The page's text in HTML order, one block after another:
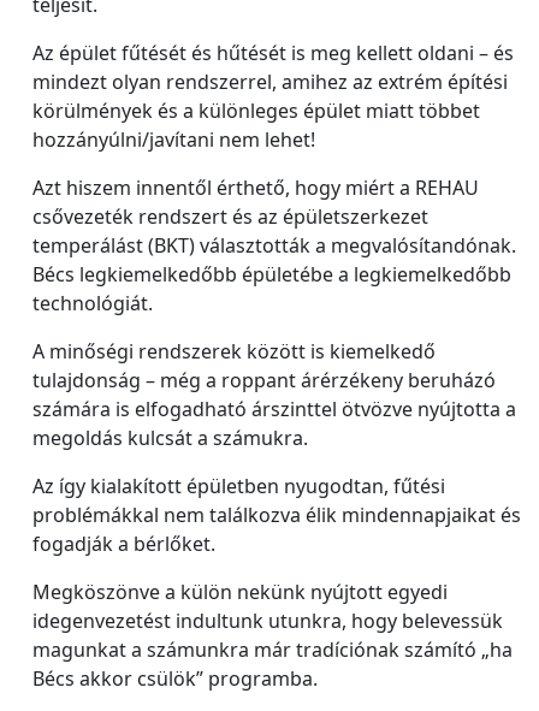
Az épület fűtését és hűtését is meg kellett oldani – és
mindezt olyan rendszerrel, amihez az extrém építési
körülmények és a különleges épület miatt többet
hozzányúlni/javítani nem lehet!
Azt hiszem innentől érthető, hogy miért a REHAU
csővezeték rendszert és az épületszerkezet
temperálást (BKT) választották a megvalósítandónak.
Bécs legkiemelkedőbb épületébe a legkiemelkedőbb
technológiát.
A minőségi rendszerek között is kiemelkedő
tulajdonság – még a roppant árérzékeny beruházó
számára is elfogadható árszinttel ötvözve nyújtotta a
megoldás kulcsát a számukra.
Az így kialakított épületben nyugodtan, fűtési
problémákkal nem találkozva élik mindennapjaikat és
fogadják a bérlőket.
Megköszönve a külön nekünk nyújtott egyedi
idegenvezetést indultunk utunkra, hogy belevessük
magunkat a számunkra már tradíciónak számító „ha
Bécs akkor csülök” programba.